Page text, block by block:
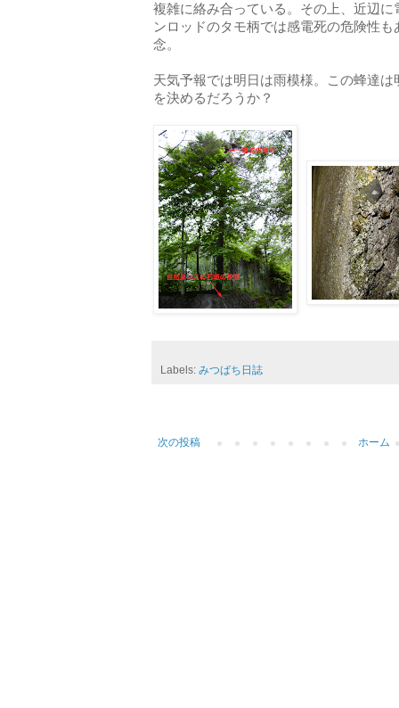
複雑に絡み合っている。その上、近辺
ンロッドのタモ柄では感電死の危険性
念。
天気予報では明日は雨模様。この蜂達
を決めるだろうか？
Labels: みつばち日誌
次の投稿 ホーム